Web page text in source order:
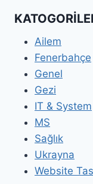
Ailem
Fenerbahçe
Genel
Gezi
IT & System
MS
Sağlık
Ukrayna
Website